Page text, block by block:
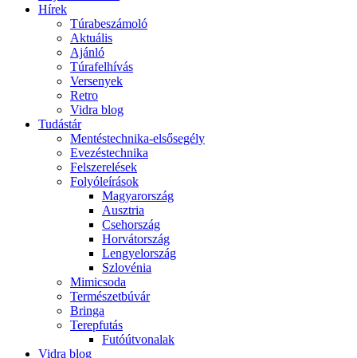
Hírek
Túrabeszámoló
Aktuális
Ajánló
Túrafelhívás
Versenyek
Retro
Vidra blog
Tudástár
Mentéstechnika-elsősegély
Evezéstechnika
Felszerelések
Folyóleírások
Magyarország
Ausztria
Csehország
Horvátország
Lengyelország
Szlovénia
Mimicsoda
Természetbúvár
Bringa
Terepfutás
Futóútvonalak
Vidra blog